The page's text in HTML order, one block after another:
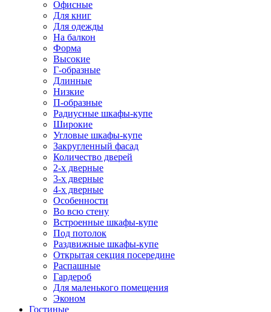
Офисные
Для книг
Для одежды
На балкон
Форма
Высокие
Г-образные
Длинные
Низкие
П-образные
Радиусные шкафы-купе
Широкие
Угловые шкафы-купе
Закругленный фасад
Количество дверей
2-х дверные
3-х дверные
4-х дверные
Особенности
Во всю стену
Встроенные шкафы-купе
Под потолок
Раздвижные шкафы-купе
Открытая секция посередине
Распашные
Гардероб
Для маленького помещения
Эконом
Гостиные